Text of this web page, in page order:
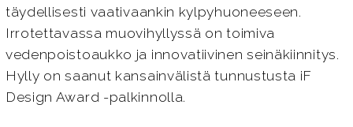
täydellisesti vaativaankin kylpyhuoneeseen.
Irrotettavassa muovihyllyssä on toimiva
vedenpoistoaukko ja innovatiivinen seinäkiinnitys.
Hylly on saanut kansainvälistä tunnustusta iF
Design Award -palkinnolla.